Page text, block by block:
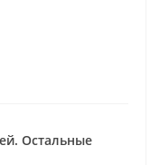
Остальные